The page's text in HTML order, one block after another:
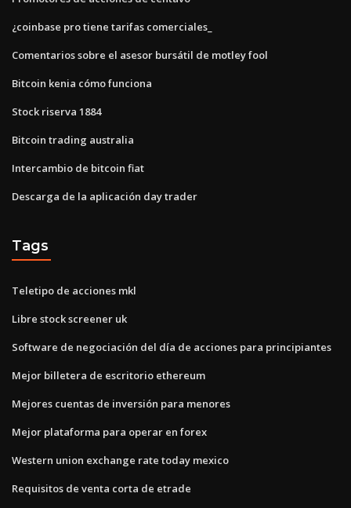
¿coinbase pro tiene tarifas comerciales_
Comentarios sobre el asesor bursátil de motley fool
Bitcoin kenia cómo funciona
Stock riserva 1884
Bitcoin trading australia
Intercambio de bitcoin fiat
Descarga de la aplicación day trader
Tags
Teletipo de acciones mkl
Libre stock screener uk
Software de negociación del día de acciones para principiantes
Mejor billetera de escritorio ethereum
Mejores cuentas de inversión para menores
Mejor plataforma para operar en forex
Western union exchange rate today mexico
Requisitos de venta corta de etrade